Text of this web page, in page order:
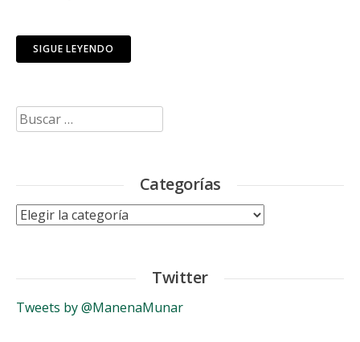
SIGUE LEYENDO
Buscar:
Categorías
Categorías
Twitter
Tweets by @ManenaMunar